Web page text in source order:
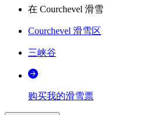
在 Courchevel 滑雪
Courchevel 滑雪区
三峡谷
购买我的滑雪票